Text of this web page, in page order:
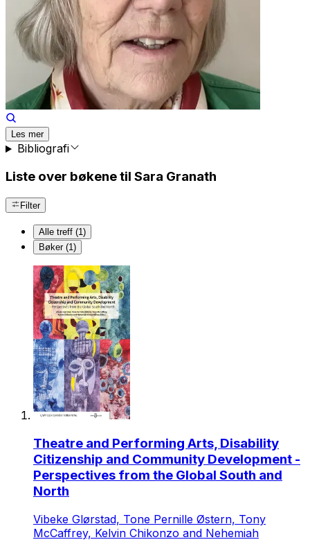
Les mer
Bibliografi
Liste over bøkene til Sara Granath
Filter
Alle treff (1)
Bøker (1)
Theatre and Performing Arts, Disability
Citizenship and Community Development -
Perspectives from the Global South and
North
Vibeke Glørstad, Tone Pernille Østern, Tony
McCaffrey, Kelvin Chikonzo and Nehemiah